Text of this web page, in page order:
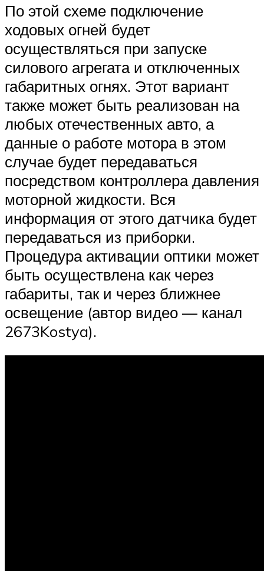
По этой схеме подключение
ходовых огней будет
осуществляться при запуске
силового агрегата и отключенных
габаритных огнях. Этот вариант
также может быть реализован на
любых отечественных авто, а
данные о работе мотора в этом
случае будет передаваться
посредством контроллера давления
моторной жидкости. Вся
информация от этого датчика будет
передаваться из приборки.
Процедура активации оптики может
быть осуществлена как через
габариты, так и через ближнее
освещение (автор видео — канал
2673Kostya).